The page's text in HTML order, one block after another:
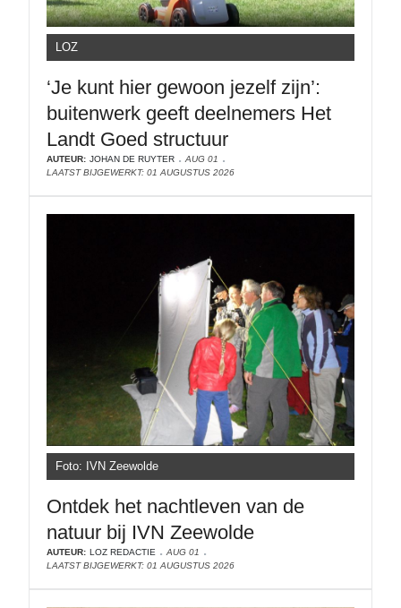
LOZ
‘Je kunt hier gewoon jezelf zijn’:
buitenwerk geeft deelnemers Het
Landt Goed structuur
AUTEUR: JOHAN DE RUYTER
AUG 01
LAATST BIJGEWERKT: 01 AUGUSTUS 2026
Foto: IVN Zeewolde
Ontdek het nachtleven van de
natuur bij IVN Zeewolde
AUTEUR: LOZ REDACTIE
AUG 01
LAATST BIJGEWERKT: 01 AUGUSTUS 2026